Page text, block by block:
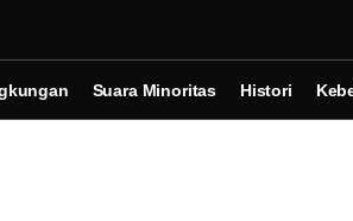
Suara Minoritas Histori